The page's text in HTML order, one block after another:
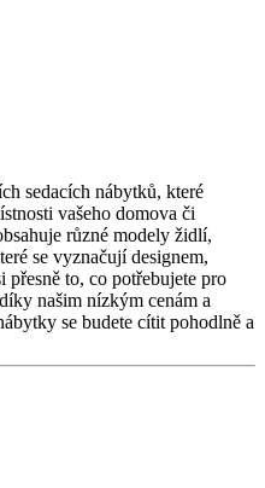
sedacích nábytků, které
vašeho domova či
různé modely židlí,
se vyznačují designem,
to, co potřebujete pro
našim nízkým cenám a
se budete cítit pohodlně a